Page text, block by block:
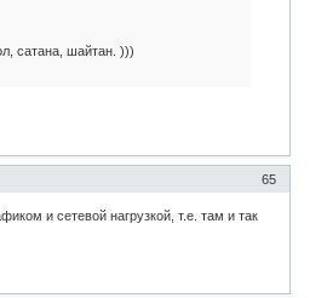
сатана, шайтан. )))
65
и сетевой нагрузкой, т.е. там и так